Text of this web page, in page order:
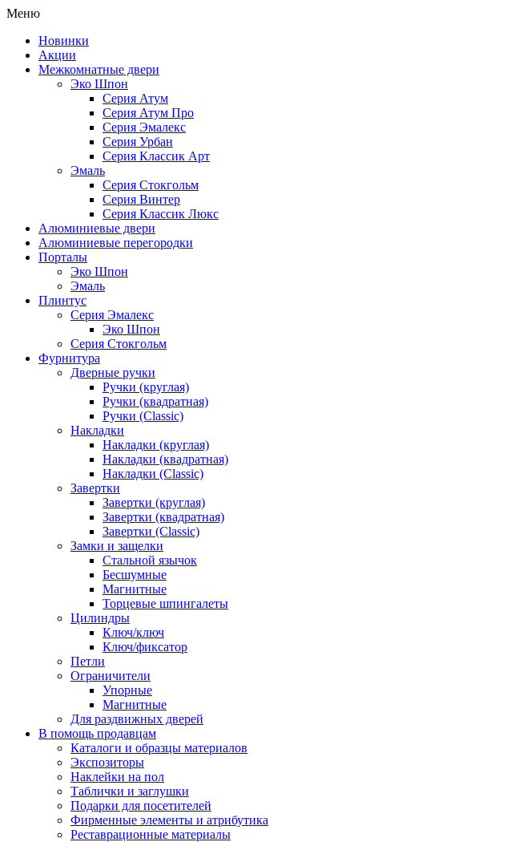
Меню
Новинки
Акции
Межкомнатные двери
Эко Шпон
Серия Атум
Серия Атум Про
Серия Эмалекс
Серия Урбан
Серия Классик Арт
Эмаль
Серия Стокгольм
Серия Винтер
Серия Классик Люкс
Алюминиевые двери
Алюминиевые перегородки
Порталы
Эко Шпон
Эмаль
Плинтус
Серия Эмалекс
Эко Шпон
Серия Стокгольм
Фурнитура
Дверные ручки
Ручки (круглая)
Ручки (квадратная)
Ручки (Classic)
Накладки
Накладки (круглая)
Накладки (квадратная)
Накладки (Classic)
Завертки
Завертки (круглая)
Завертки (квадратная)
Завертки (Classic)
Замки и защелки
Стальной язычок
Бесшумные
Магнитные
Торцевые шпингалеты
Цилиндры
Ключ/ключ
Ключ/фиксатор
Петли
Ограничители
Упорные
Магнитные
Для раздвижных дверей
В помощь продавцам
Каталоги и образцы материалов
Экспозиторы
Наклейки на пол
Таблички и заглушки
Подарки для посетителей
Фирменные элементы и атрибутика
Реставрационные материалы